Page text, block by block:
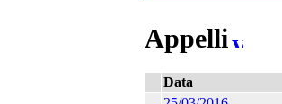
Appelli
Data